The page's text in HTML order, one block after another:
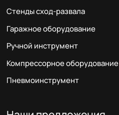
Стенды сход-развала
Гаражное оборудование
Ручной инструмент
Компрессорное оборудование
Пневмоинструмент